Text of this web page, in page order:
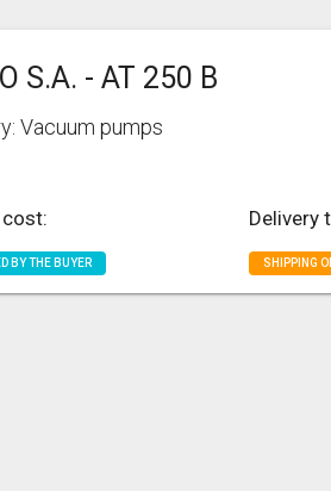
S.A. - AT 250 B
Vacuum pumps
cost:
BY THE BUYER
Delivery
SHIPPING